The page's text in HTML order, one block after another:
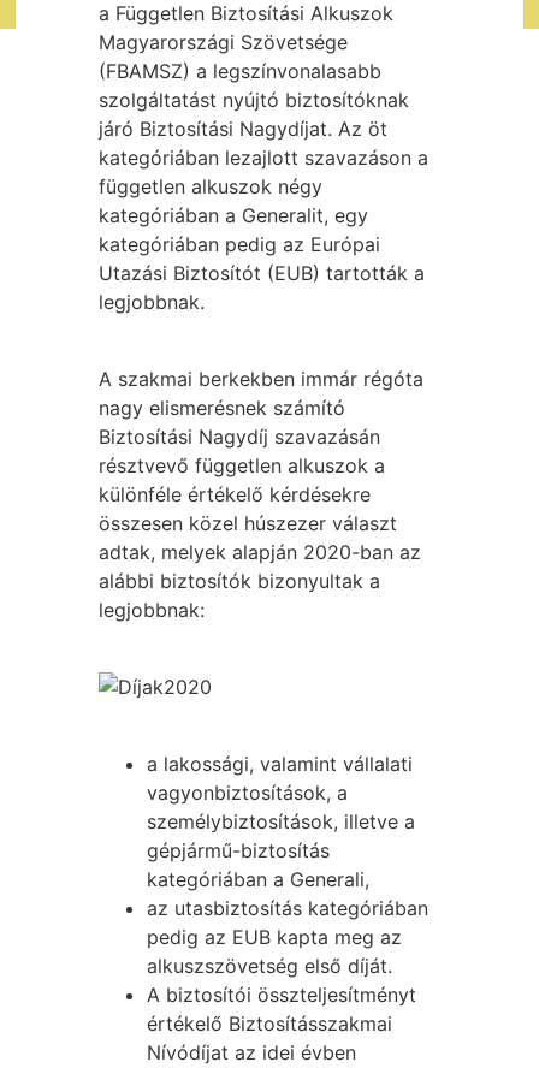
a Független Biztosítási Alkuszok
Magyarországi Szövetsége
(FBAMSZ) a legszínvonalasabb
szolgáltatást nyújtó biztosítóknak
járó Biztosítási Nagydíjat. Az öt
kategóriában lezajlott szavazáson a
független alkuszok négy
kategóriában a Generalit, egy
kategóriában pedig az Európai
Utazási Biztosítót (EUB) tartották a
legjobbnak.
A szakmai berkekben immár régóta
nagy elismerésnek számító
Biztosítási Nagydíj szavazásán
résztvevő független alkuszok a
különféle értékelő kérdésekre
összesen közel húszezer választ
adtak, melyek alapján 2020-ban az
alábbi biztosítók bizonyultak a
legjobbnak:
a lakossági, valamint vállalati
vagyonbiztosítások, a
személybiztosítások, illetve a
gépjármű-biztosítás
kategóriában a Generali,
az utasbiztosítás kategóriában
pedig az EUB kapta meg az
alkuszszövetség első díját.
A biztosítói összteljesítményt
értékelő Biztosításszakmai
Nívódíjat az idei évben